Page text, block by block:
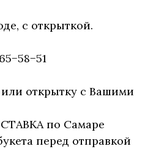
с открыткой.
открытку с Вашими
по Самаре
перед отправкой